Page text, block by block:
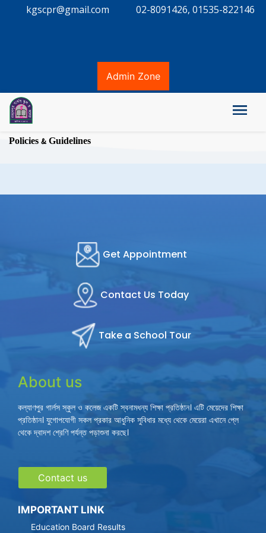
kgscpr@gmail.com 02-8091426, 01535-822146
Admin Zone
Policies & Guidelines
Get Appointment
Contact Us Today
Take a School Tour
About us
কল্যাণপুর গার্লস স্কুল ও কলেজ একটি স্বনামধন্য শিক্ষা প্রতিষ্ঠান। এটি মেয়েদের শিক্ষা
প্রতিষ্ঠান। যুগোপযোগী সকল প্রকার আধুনিক সুবিধার মধ্যে থেকে মেয়েরা এখানে প্লে
থেকে দ্বাদশ শ্রেণি পর্যন্ত পড়াশুনা করছে।
Contact us
IMPORTANT LINK
Education Board Results